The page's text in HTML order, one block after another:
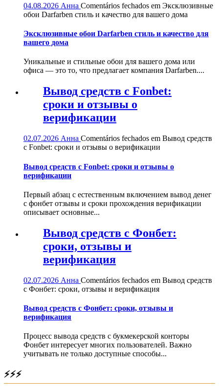
04.08.2026 Анна Comentários fechados em Эксклюзивные
обои Darfarben стиль и качество для вашего дома
Эксклюзивные обои Darfarben стиль и качество для
вашего дома
Уникальные и стильные обои для вашего дома или
офиса — это то, что предлагает компания Darfarben....
Вывод средств с Fonbet:
сроки и отзывы о
верификации
02.07.2026 Анна Comentários fechados em Вывод средств
с Fonbet: сроки и отзывы о верификации
Вывод средств с Fonbet: сроки и отзывы о
верификации
Первый абзац с естественным включением вывод денег
с фонбет отзывы и сроки прохождения верификации
описывает основные...
Вывод средств с Фонбет:
сроки, отзывы и
верификация
02.07.2026 Анна Comentários fechados em Вывод средств
с Фонбет: сроки, отзывы и верификация
Вывод средств с Фонбет: сроки, отзывы и
верификация
Процесс вывода средств с букмекерской конторы
Фонбет интересует многих пользователей. Важно
учитывать не только доступные способы...
⚡⚡⚡